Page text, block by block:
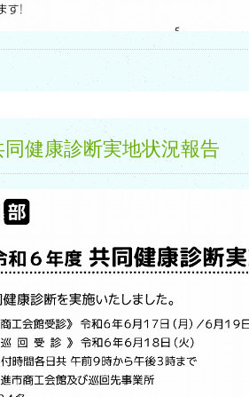
健康診断実地状況報告